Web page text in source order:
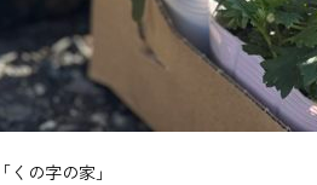
の字の家」